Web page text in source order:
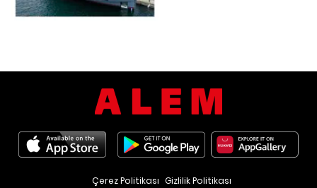
Çerez Politikası Gizlilik Politikası